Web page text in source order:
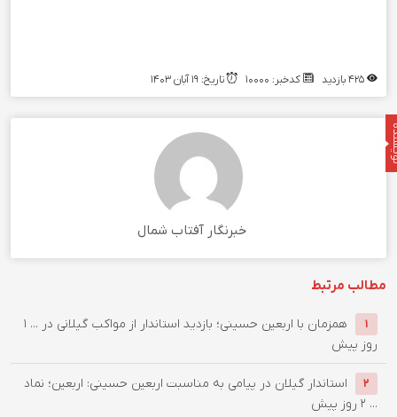
کدخبر: ۱۰۰۰۰ تاریخ: ۱۹ آبان ۱۴۰۳
خبرنگار آفتاب شمال
مطالب مرتبط
۱ همزمان با اربعین حسینی؛ بازدید استاندار از مواکب گیلانی در ... ۱
روز پیش
۲
استاندار گیلان در پیامی به مناسبت اربعین حسینی: اربعین؛ نماد
... ۲ روز پیش